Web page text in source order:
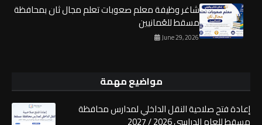
شاغر وظيفة معلم صعوبات تعلم مجال ثان بمحافظة
مسقط للعُمانيين
June 29, 2026
مواضيع مهمة
إعادة فتح صلاحية النقل الداخلي لمدارس محافظة
مسقط للعام الدراسي 2026 / 2027